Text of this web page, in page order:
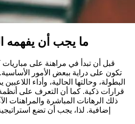
ما يجب أن يفهمه
قبل أن تبدأ في مراهنة على
تكون على دراية ببعض الأمور
البطولة، وحالتها الحالية، وأداء
قرارات ذكية. كما أن التعرف على أنظمة
ذلك الرهانات المباشرة والمراهنات
إضافية. لذا، يجب أن تضع